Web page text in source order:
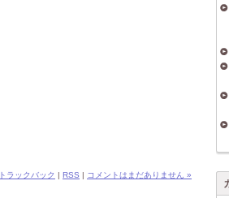
トラックバック | RSS | コメントはまだありません »